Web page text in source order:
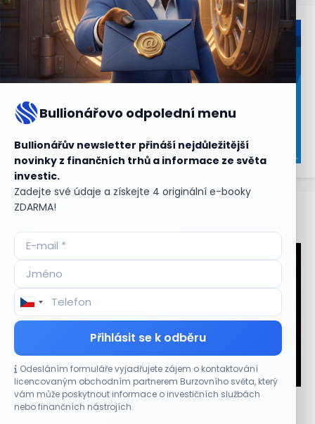
Bullionářovo odpolední menu
Bullionářův newsletter přináší nejdůležitější
novinky z finančních trhů a informace ze světa
investic.
Zadejte své údaje a získejte 4 originální e-booky
ZDARMA!
Přihlásit se k odběru
Odesláním formuláře vyjadřujete zájem o kontaktování
licencovaným obchodním partnerem Burzovního světa, který
vám může poskytnout informace o investičních službách
nebo finančních nástrojích.
Aktuální
CO HÝBE TRHEM
Plány Starlinku srazily akcie T-Mobile, AT&T a